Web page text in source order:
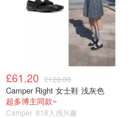
£61.20 £120.00
Camper Right 女士鞋 浅灰色
超多博主同款~
Camper 818人感兴趣